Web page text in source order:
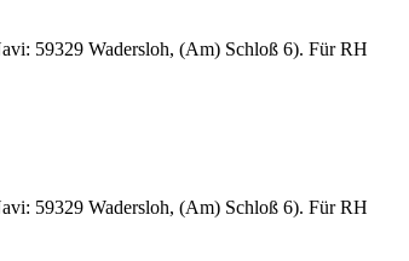
59329 Wadersloh, (Am) Schloß 6). Für RH
59329 Wadersloh, (Am) Schloß 6). Für RH